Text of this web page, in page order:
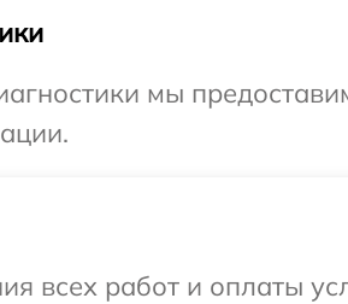
мы
всех работ и оплаты